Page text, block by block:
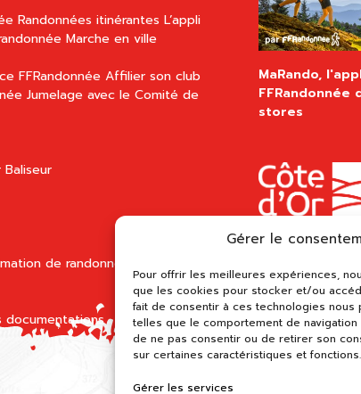
Gérer le
Pour offrir les meilleures expériences,
que les cookies pour stocker et/ou
fait de consentir à ces technologies
telles que le comportement de
de ne pas consentir ou de retirer son
sur certaines caractéristiques et fonctions.
Gérer les services
Randonnées itinérantes L’appli
Marche en ville
FFRandonnée Affilier son club
Jumelage avec le Comité de
Baliseur
de randonnées
documentations
MaRando,
FFRandonnée
stores